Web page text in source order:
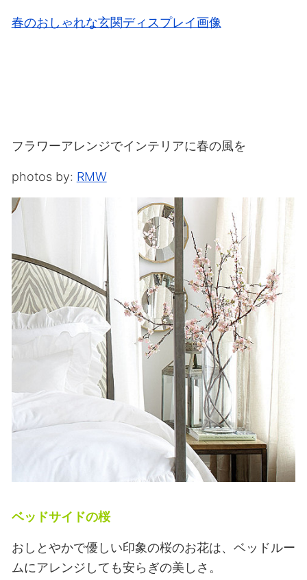
春のおしゃれな玄関ディスプレイ画像
フラワーアレンジでインテリアに春の風を
photos by: RMW
ベッドサイドの桜
おしとやかで優しい印象の桜のお花は、ベッドルー
ムにアレンジしても安らぎの美しさ。